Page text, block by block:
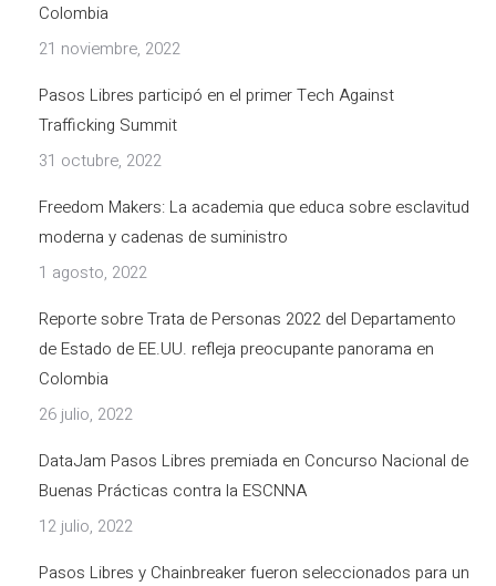
Colombia
21 noviembre, 2022
Pasos Libres participó en el primer Tech Against
Trafficking Summit
31 octubre, 2022
Freedom Makers: La academia que educa sobre esclavitud
moderna y cadenas de suministro
1 agosto, 2022
Reporte sobre Trata de Personas 2022 del Departamento
de Estado de EE.UU. refleja preocupante panorama en
Colombia
26 julio, 2022
DataJam Pasos Libres premiada en Concurso Nacional de
Buenas Prácticas contra la ESCNNA
12 julio, 2022
Pasos Libres y Chainbreaker fueron seleccionados para un